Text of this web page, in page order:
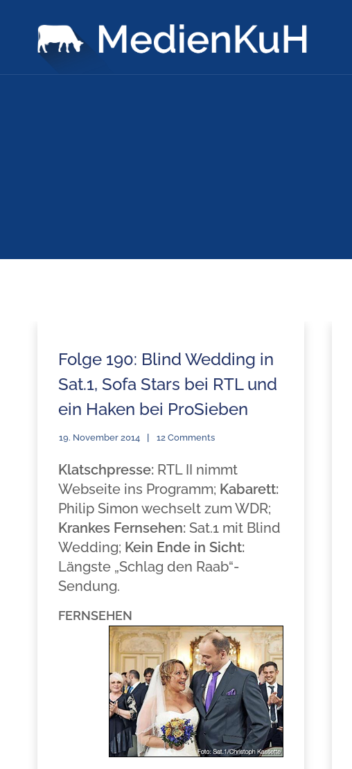
Folge 190: Blind Wedding in
Sat.1, Sofa Stars bei RTL und
ein Haken bei ProSieben
19. November 2014 12 Comments
Klatschpresse: RTL II nimmt
Webseite ins Programm; Kabarett:
Philip Simon wechselt zum WDR;
Krankes Fernsehen: Sat.1 mit Blind
Wedding; Kein Ende in Sicht:
Längste „Schlag den Raab“-
Sendung.
FERNSEHEN